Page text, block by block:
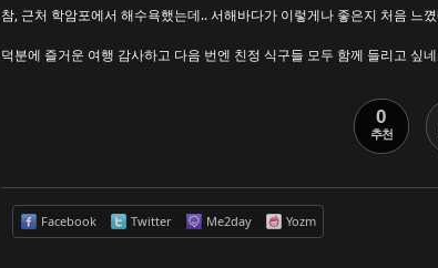
참, 근처 학암포에서 해수욕했는데.. 서해바다가 이렇게나 좋은지 처음 느
덕분에 즐거운 여행 감사하고 다음 번엔 친정 식구들 모두 함께 들리고 싶
0
추천
Facebook Twitter Me2day Yozm